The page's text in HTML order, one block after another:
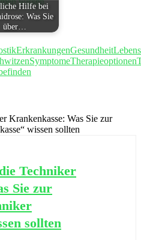
Hilfe bei
Was Sie
über…
ErkrankungenGesundheit
SymptomeTherapieoptionen
Techniker
Sie zur
sollten